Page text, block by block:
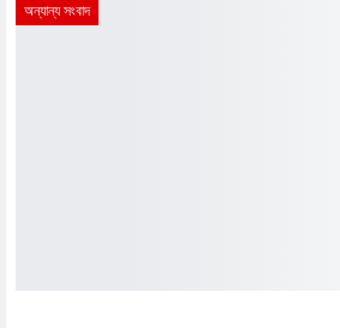
অন্যান্য সংবাদ